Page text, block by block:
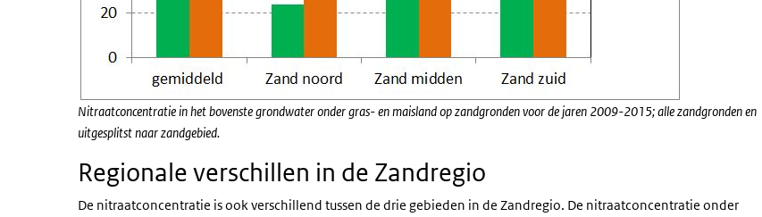
Nitraatconcentratie in het bovenste grondwater onder gras- en maisland op zandgronden voor de jaren 2009-2015; alle zandgronden en
uitgesplitst naar zandgebied.
Regionale verschillen in de Zandregio
De nitraatconcentratie is ook verschillend tussen de drie gebieden in de Zandregio. De nitraatconcentratie onder